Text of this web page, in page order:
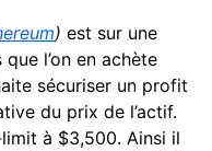
) est sur une
l’on en achète
sécuriser un profit
du prix de l’actif.
à $3,500. Ainsi il